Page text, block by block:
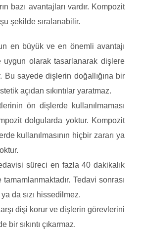
bazı avantajları vardır. Kompozit
şekilde sıralanabilir.
en büyük ve en önemli avantajı
uygun olarak tasarlanarak dişlere
Bu sayede dişlerin doğallığına bir
açıdan sıkıntılar yaratmaz.
ön dişlerde kullanılmaması
dolgularda yoktur. Kompozit
kullanılmasının hiçbir zararı ya
süreci en fazla 40 dakikalık
Tedavi sonrası
da sızı hissedilmez.
dişi korur ve dişlerin görevlerini
bir sıkıntı çıkarmaz.